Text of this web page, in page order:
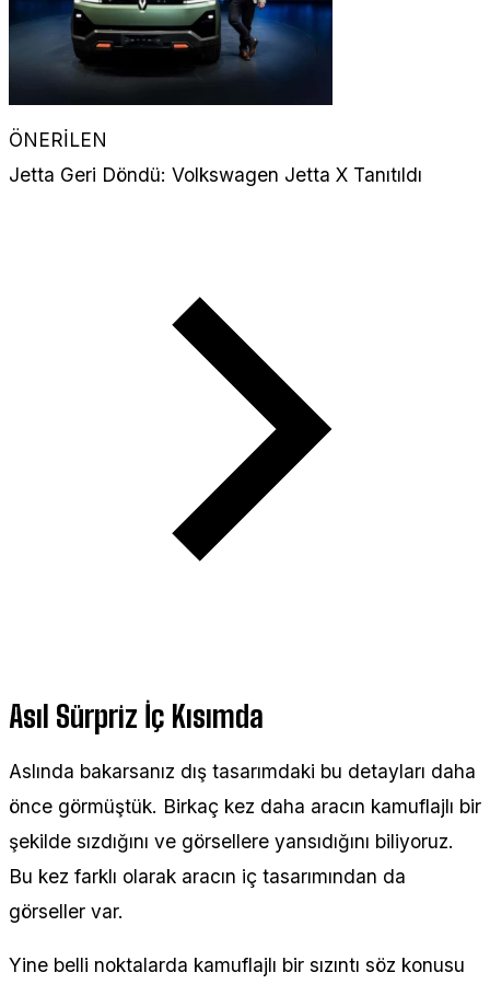
ÖNERİLEN
Jetta Geri Döndü: Volkswagen Jetta X Tanıtıldı
Asıl Sürpriz İç Kısımda
Aslında bakarsanız dış tasarımdaki bu detayları daha
önce görmüştük. Birkaç kez daha aracın kamuflajlı bir
şekilde sızdığını ve görsellere yansıdığını biliyoruz.
Bu kez farklı olarak aracın iç tasarımından da
görseller var.
Yine belli noktalarda kamuflajlı bir sızıntı söz konusu